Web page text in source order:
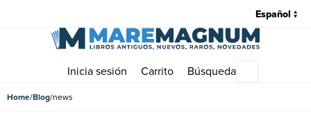
Inicia sesión Carrito Búsqueda
Home Blog news